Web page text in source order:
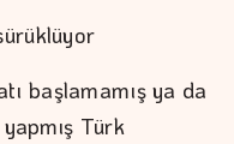
başlamamış ya da
Türk